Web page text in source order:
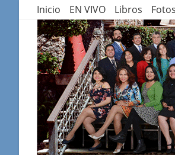
contenido
Inicio EN VIVO Libros Fotos